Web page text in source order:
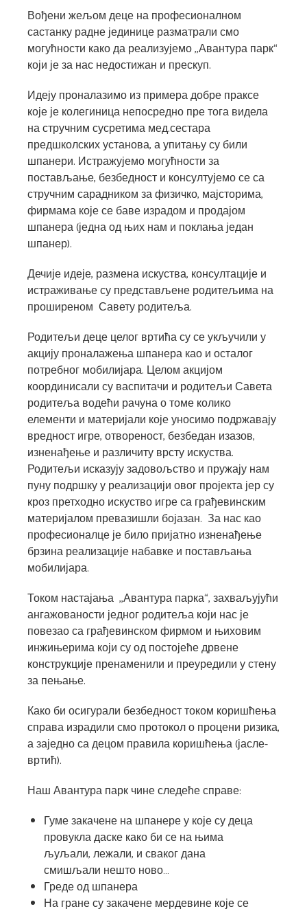
Вођени жељом деце на професионалном
састанку радне јединице разматрали смо
могућности како да реализујемо ,,Авантура парк“
који је за нас недостижан и прескуп.
Идеју проналазимо из примера добре праксе
које је колегиница непосредно пре тога видела
на стручним сусретима мед.сестара
предшколских установа, а упитању су били
шпанери. Истражујемо могућности за
постављање, безбедност и консултујемо се са
стручним сарадником за физичко, мајсторима,
фирмама које се баве израдом и продајом
шпанера (једна од њих нам и поклања један
шпанер).
Дечије идеје, размена искуства, консултације и
истраживање су представљене родитељима на
проширеном Савету родитеља.
Родитељи деце целог вртића су се укључили у
акцију проналажења шпанера као и осталог
потребног мобилијара. Целом акцијом
координисали су васпитачи и родитељи Савета
родитеља водећи рачуна о томе колико
елементи и материјали које уносимо подржавају
вредност игре, отвореност, безбедан изазов,
изненађење и различиту врсту искуства.
Родитељи исказују задовољство и пружају нам
пуну подршку у реализацији овог пројекта јер су
кроз претходно искуство игре са грађевинским
материјалом превазишли бојазан. За нас као
професионалце је било пријатно изненађење
брзина реализације набавке и постављања
мобилијара.
Током настајања ,,Авантура парка“, захваљујући
ангажованости једног родитеља који нас је
повезао са грађевинском фирмом и њиховим
инжињерима који су од постојеће дрвене
конструкције пренаменили и преуредили у стену
за пењање.
Како би осигурали безбедност током коришћења
справа израдили смо протокол о процени ризика,
а заједно са децом правила коришћења (јасле-
вртић).
Наш Авантура парк чине следеће справе:
Гуме закачене на шпанере у које су деца
провукла даске како би се на њима
љуљали, лежали, и сваког дана
смишљали нешто ново…
Греде од шпанера
На гране су закачене мердевине које се